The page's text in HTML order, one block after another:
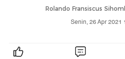
Rolando Fransiscus
Senin, 26 Apr 2021